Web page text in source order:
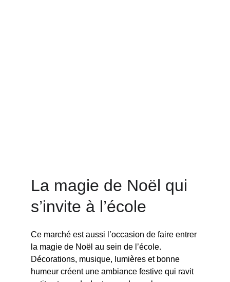
La magie de Noël qui
s’invite à l’école
Ce marché est aussi l’occasion de faire entrer
la magie de Noël au sein de l’école.
Décorations, musique, lumières et bonne
humeur créent une ambiance festive qui ravit